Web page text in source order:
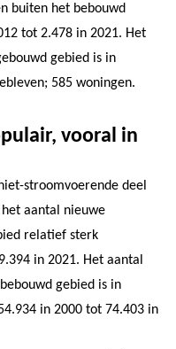
buiten het bebouwd
tot 2.478 in 2021. Het
gebied is in
585 woningen.
vooral in
stroomvoerende deel
aantal nieuwe
relatief sterk
in 2021. Het aantal
gebied is in
in 2000 tot 74.403 in